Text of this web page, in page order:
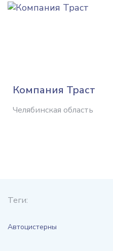
Компания Траст
Челябинская область
Теги:
Автоцистерны